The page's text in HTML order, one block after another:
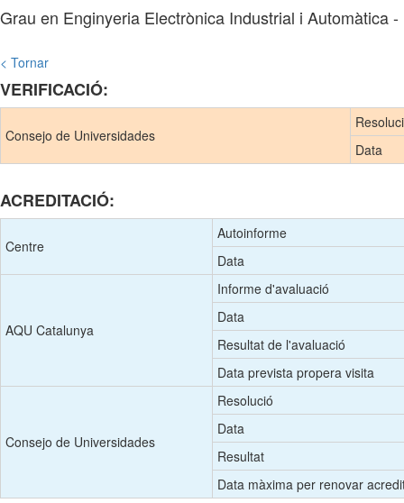
Grau en Enginyeria Electrònica Industrial i Automàtica -
< Tornar
VERIFICACIÓ:
Consejo de Universidades
Data
ACREDITACIÓ:
Centre
Autoinforme
Data
AQU Catalunya
Informe d'avaluació
Data
Resultat de l'avaluació
Data prevista propera visita
Consejo de Universidades
Resolució
Data
Resultat
Data màxima per renovar